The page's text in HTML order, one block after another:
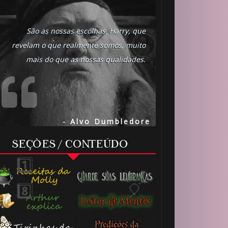
São as nossas escolhas, Harry, que
revelam o que realmente somos, muito
mais do que as nossas qualidades.
- Alvo Dumbledore
SEÇÕES / CONTEÚDO